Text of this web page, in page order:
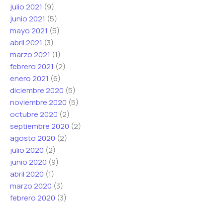
julio 2021 (9)
junio 2021 (5)
mayo 2021 (5)
abril 2021 (3)
marzo 2021 (1)
febrero 2021 (2)
enero 2021 (6)
diciembre 2020 (5)
noviembre 2020 (5)
octubre 2020 (2)
septiembre 2020 (2)
agosto 2020 (2)
julio 2020 (2)
junio 2020 (9)
abril 2020 (1)
marzo 2020 (3)
febrero 2020 (3)